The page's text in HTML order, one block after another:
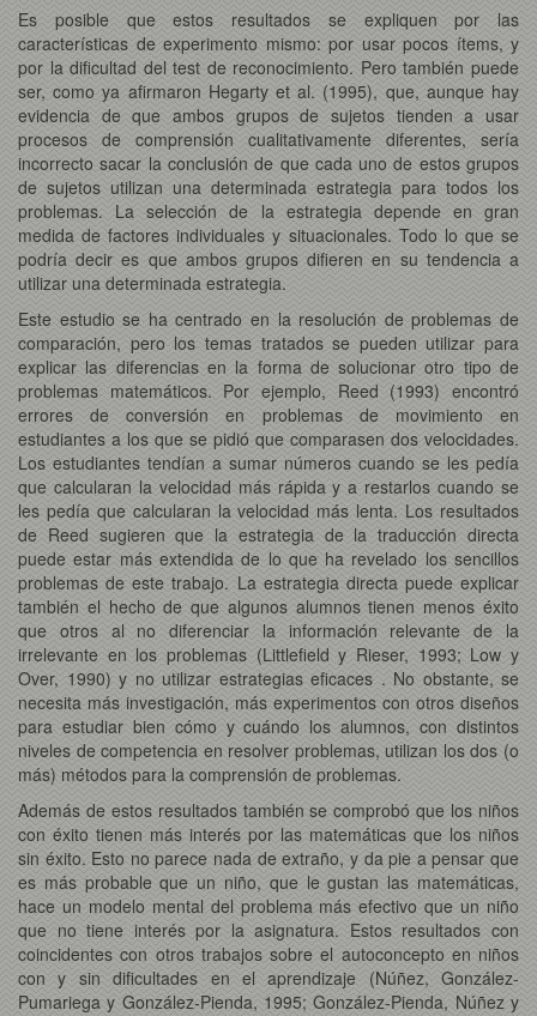
Es posible que estos resultados se expliquen por las
características de experimento mismo: por usar pocos ítems, y
por la dificultad del test de reconocimiento. Pero también puede
ser, como ya afirmaron Hegarty et al. (1995), que, aunque hay
evidencia de que ambos grupos de sujetos tienden a usar
procesos de comprensión cualitativamente diferentes, sería
incorrecto sacar la conclusión de que cada uno de estos grupos
de sujetos utilizan una determinada estrategia para todos los
problemas. La selección de la estrategia depende en gran
medida de factores individuales y situacionales. Todo lo que se
podría decir es que ambos grupos difieren en su tendencia a
utilizar una determinada estrategia.
Este estudio se ha centrado en la resolución de problemas de
comparación, pero los temas tratados se pueden utilizar para
explicar las diferencias en la forma de solucionar otro tipo de
problemas matemáticos. Por ejemplo, Reed (1993) encontró
errores de conversión en problemas de movimiento en
estudiantes a los que se pidió que comparasen dos velocidades.
Los estudiantes tendían a sumar números cuando se les pedía
que calcularan la velocidad más rápida y a restarlos cuando se
les pedía que calcularan la velocidad más lenta. Los resultados
de Reed sugieren que la estrategia de la traducción directa
puede estar más extendida de lo que ha revelado los sencillos
problemas de este trabajo. La estrategia directa puede explicar
también el hecho de que algunos alumnos tienen menos éxito
que otros al no diferenciar la información relevante de la
irrelevante en los problemas (Littlefield y Rieser, 1993; Low y
Over, 1990) y no utilizar estrategias eficaces . No obstante, se
necesita más investigación, más experimentos con otros diseños
para estudiar bien cómo y cuándo los alumnos, con distintos
niveles de competencia en resolver problemas, utilizan los dos (o
más) métodos para la comprensión de problemas.
Además de estos resultados también se comprobó que los niños
con éxito tienen más interés por las matemáticas que los niños
sin éxito. Esto no parece nada de extraño, y da pie a pensar que
es más probable que un niño, que le gustan las matemáticas,
hace un modelo mental del problema más efectivo que un niño
que no tiene interés por la asignatura. Estos resultados con
coincidentes con otros trabajos sobre el autoconcepto en niños
con y sin dificultades en el aprendizaje (Núñez, González-
Pumariega y González-Pienda, 1995; González-Pienda, Núñez y